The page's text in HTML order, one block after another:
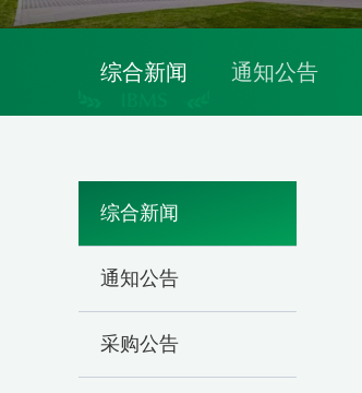
综合新闻 通知公告
综合新闻
通知公告
采购公告